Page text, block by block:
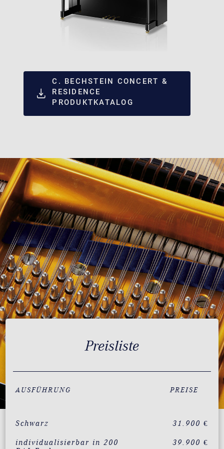
C. BECHSTEIN CONCERT &
RESIDENCE
PRODUKTKATALOG
Preisliste
AUSFÜHRUNG PREISE
Schwarz 31.900 €
individualisierbar in 200
39.900 €